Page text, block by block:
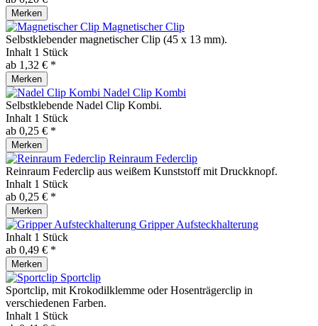
Merken
Magnetischer Clip
Selbstklebender magnetischer Clip (45 x 13 mm).
Inhalt 1 Stück
ab 1,32 € *
Merken
Nadel Clip Kombi
Selbstklebende Nadel Clip Kombi.
Inhalt 1 Stück
ab 0,25 € *
Merken
Reinraum Federclip
Reinraum Federclip aus weißem Kunststoff mit Druckknopf.
Inhalt 1 Stück
ab 0,25 € *
Merken
Gripper Aufsteckhalterung
Inhalt 1 Stück
ab 0,49 € *
Merken
Sportclip
Sportclip, mit Krokodilklemme oder Hosenträgerclip in
verschiedenen Farben.
Inhalt 1 Stück